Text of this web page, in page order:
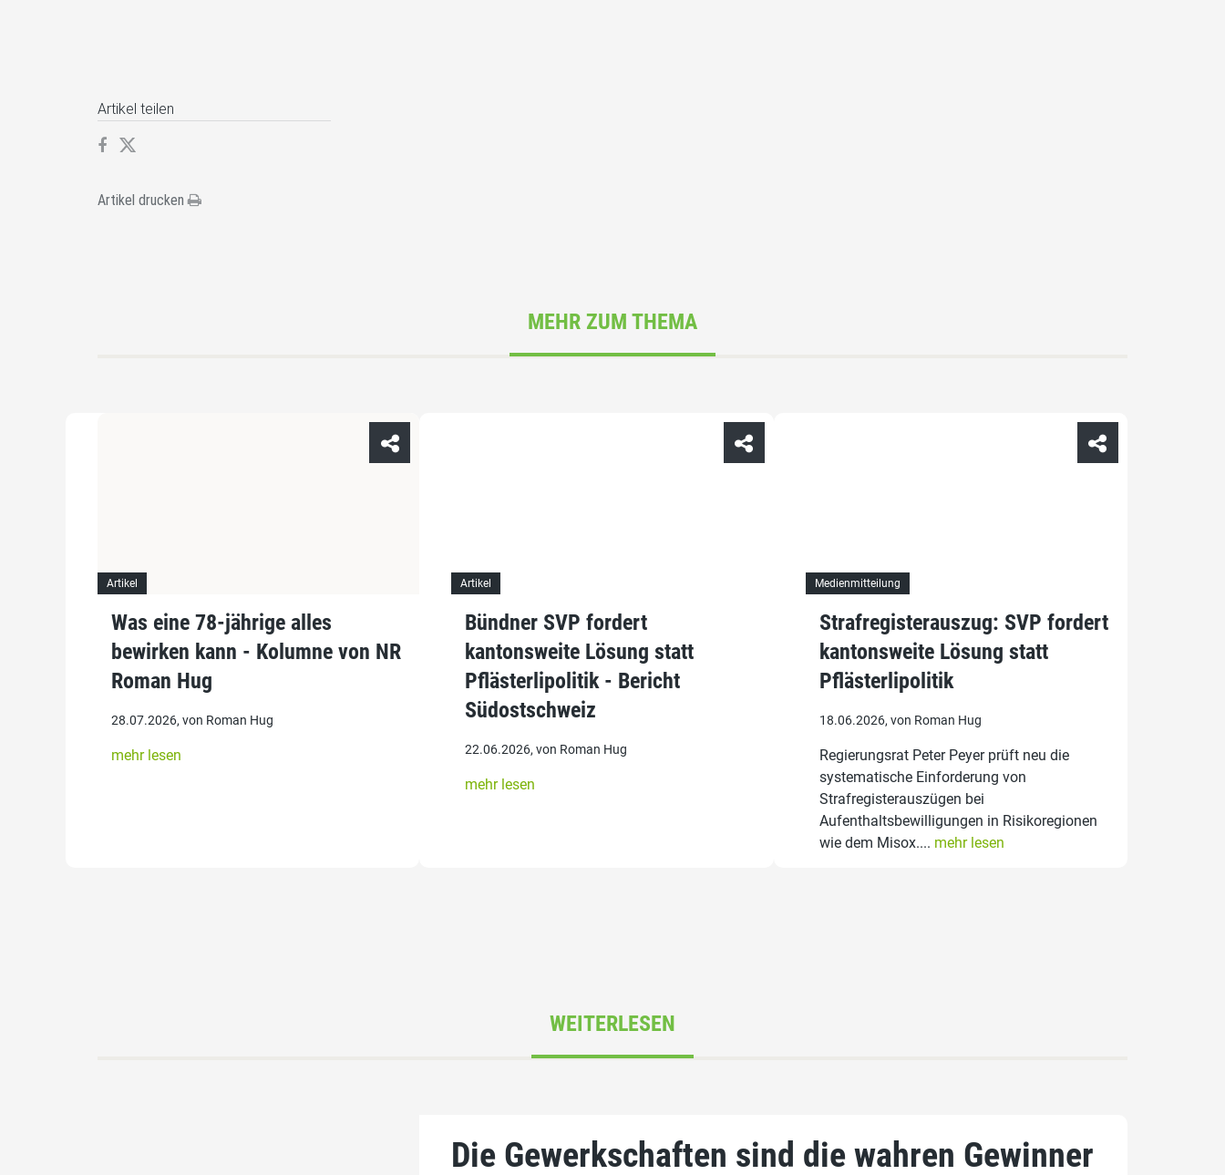
Artikel teilen
Artikel drucken
MEHR ZUM THEMA
Artikel
Was eine 78-jährige alles
bewirken kann - Kolumne von NR
Roman Hug
28.07.2026, von Roman Hug
mehr lesen
Artikel
Bündner SVP fordert
kantonsweite Lösung statt
Pflästerlipolitik - Bericht
Südostschweiz
22.06.2026, von Roman Hug
mehr lesen
Medienmitteilung
Strafregisterauszug: SVP fordert
kantonsweite Lösung statt
Pflästerlipolitik
18.06.2026, von Roman Hug
Regierungsrat Peter Peyer prüft neu die
systematische Einforderung von
Strafregisterauszügen bei
Aufenthaltsbewilligungen in Risikoregionen
wie dem Misox.... mehr lesen
WEITERLESEN
Die Gewerkschaften sind die wahren Gewinner